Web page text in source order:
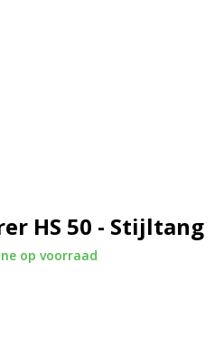
HS 50 - Stijltang
op voorraad